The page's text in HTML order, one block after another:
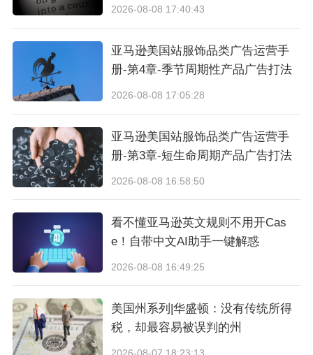
数量单位：
要求合同、发票、报关单、送货单上所
产品发货时间不能晚于出口时间；
送达地址：
填写发票地址或者报关口岸；
运输情况：
方自提。
出口企业如何应对退税函调呢？
以下是处理出口退税函调的要点：
1.收到函调通知
即组织财务、业务人员梳理相关资料，明确函调涉
及的业务范围和时间节点。
准备材料：根据函调要求，准备完整的业务资料，
2026-08-08 17:40:43
亚马逊美国站服饰品类广告运营手
册-第4章-季节周期性产品广告打法
2026-08-08 17:05:28
亚马逊美国站服饰品类广告运营手
册-第3章-短生命周期产品广告打法
2026-08-08 16:58:50
看不懂亚马逊英文规则不用开Cas
e！自带中文AI助手一键解惑
2026-08-08 16:49:25
美国州系列|华盛顿：没有传统所得
税，却最容易被误判的州
2026-08-07 18:23:13